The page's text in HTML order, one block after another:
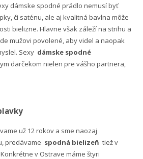
dámske spodné prádlo nemusí byť
či saténu, ale aj kvalitná bavlna môže
bielizne. Hlavne však záleží na strihu a
mužovi povolené, aby videl a naopak
Sexy dámske spodné
darčekom nielen pre vášho partnera,
už 12 rokov a sme naozaj
predávame spodná bielizeň tiež v
v Ostrave máme štyri